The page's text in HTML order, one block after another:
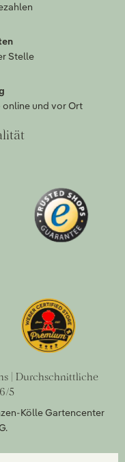
Stelle
und vor Ort
| Durchschnittliche
5
Kölle Gartencenter